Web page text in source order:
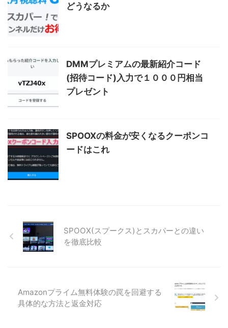
どうなるか
DMMプレミアムの最新紹介コード
(招待コード)入力で１０００円相当
プレゼント
SPOOXの料金が安くなるクーポンコ
ードはこれ
SPOOX(スプークス)とスカパーとの違い
を徹底比較
Amazonプライム無料体験の罠を回避する
具体的な方法と返金対応